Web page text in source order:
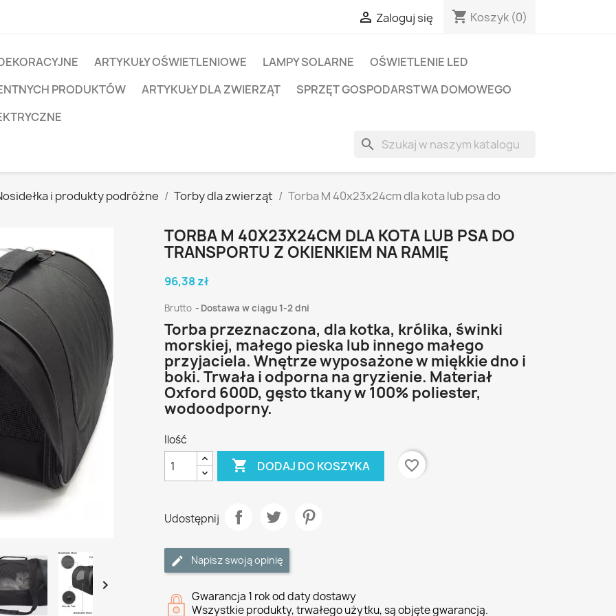
 Zaloguj się shopping_cart Koszyk (0)
ARTYKUŁY OŚWIETLENIOWE LAMPY SOLARNE
OŚWIETLENIE LED
PRODUKTÓW
ARTYKUŁY DLA ZWIERZĄT
SPRZĘT GOSPODARSTWA DOMOWEGO
search
i produkty podróżne Torby dla zwierząt Torba M 40x23x24cm dla kota lub psa do

TORBA M 40X23X24CM DLA KOTA LUB PSA DO
TRANSPORTU Z OKIENKIEM NA RAMIĘ
96,38 zł
Brutto Dostawa w ciągu 1-2 dni
Torba przeznaczona, dla kotka, królika, świnki
morskiej, małego pieska lub innego małego
przyjaciela. Wnętrze wyposażone w miękkie dno i
boki. Trwała i odporna na gryzienie. Materiał
Oxford 600D, gęsto tkany w 100% poliester,
wodoodporny.
Ilość
 DODAJ DO KOSZYKA favorite_border
Udostępnij
Napisz swoją opinię
Gwarancja 1 rok od daty dostawy
Wszystkie produkty, trwałego użytku, są objęte gwarancją.